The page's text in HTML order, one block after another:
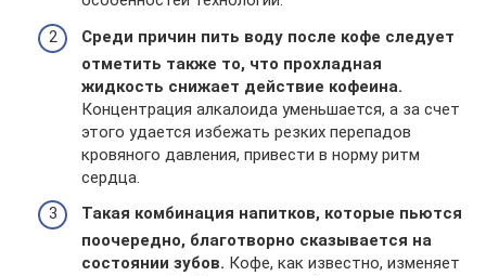
Среди причин пить воду после кофе следует
отметить также то, что прохладная
жидкость снижает действие кофеина.
Концентрация алкалоида уменьшается, а за счет
этого удается избежать резких перепадов
кровяного давления, привести в норму ритм
сердца.
Такая комбинация напитков, которые пьются
поочередно, благотворно сказывается на
состоянии зубов. Кофе, как известно, изменяет